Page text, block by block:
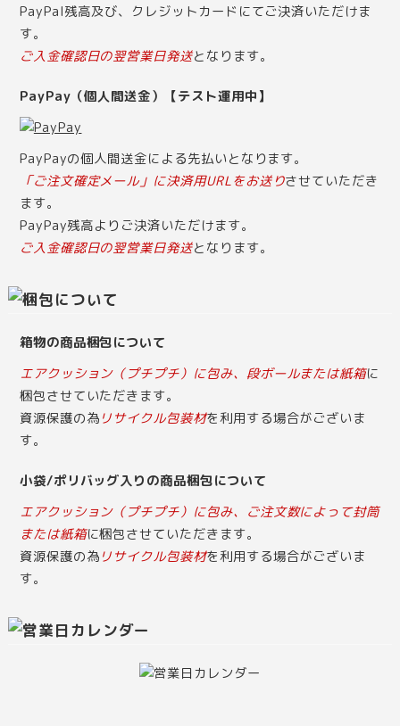
PayPal残高及び、クレジットカードにてご決済いただけま
す。
ご入金確認日の翌営業日発送となります。
PayPay（個人間送金）【テスト運用中】
PayPayの個人間送金による先払いとなります。
「ご注文確定メール」に決済用URLをお送りさせていただき
ます。
PayPay残高よりご決済いただけます。
ご入金確認日の翌営業日発送となります。
箱物の商品梱包について
エアクッション（プチプチ）に包み、段ボールまたは紙箱に
梱包させていただきます。
資源保護の為 リサイクル包装材を利用する場合がございま
す。
小袋/ポリバッグ入りの商品梱包について
エアクッション（プチプチ）に包み、ご注文数によって封筒
または紙箱に梱包させていただきます。
資源保護の為 リサイクル包装材を利用する場合がございま
す。